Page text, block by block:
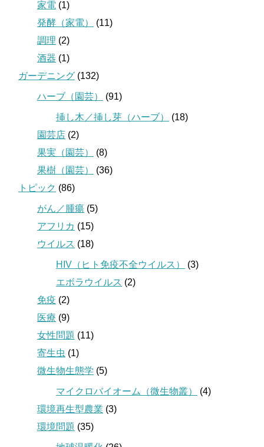
家電 (1)
発酵（家電）
(11)
調理 (2)
酒器 (1)
ガーデニング (132)
ハーブ（園芸） (91)
挿し木／挿し芽（ハーブ）
(18)
園芸店 (2)
果実（園芸）
(8)
果樹（園芸）
(36)
トピック (86)
がん／腫瘍 (5)
アフリカ (15)
ウイルス (18)
HIV（ヒト免疫不全ウイルス）
(3)
エボラウイルス (2)
免疫 (2)
医療 (9)
女性問題 (11)
寄生虫 (1)
微生物生態学 (5)
マイクロバイオーム（微生物叢）
(4)
環境再生型農業 (3)
環境問題 (35)